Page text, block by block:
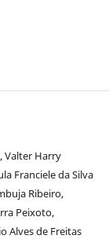
Valter Harry
Franciele da Silva
Ribeiro,
Peixoto,
Alves de Freitas